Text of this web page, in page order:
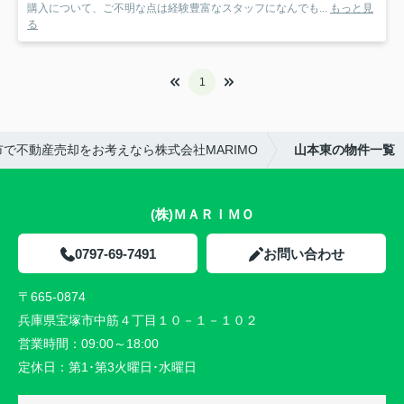
購入について、ご不明な点は経験豊富なスタッフになんでも... もっと見
る
1
で不動産売却をお考えなら株式会社MARIMO 山本東の物件一覧
(株)ＭＡＲＩＭＯ
0797-69-7491 お問い合わせ
〒665-0874
兵庫県宝塚市中筋４丁目１０－１－１０２
営業時間： 09:00～18:00
定休日： 第1･第3火曜日･水曜日